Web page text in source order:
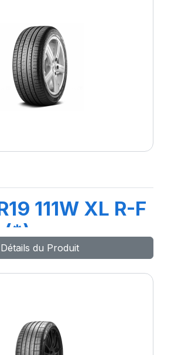
111W XL R-F
(*)
Détails du Produit